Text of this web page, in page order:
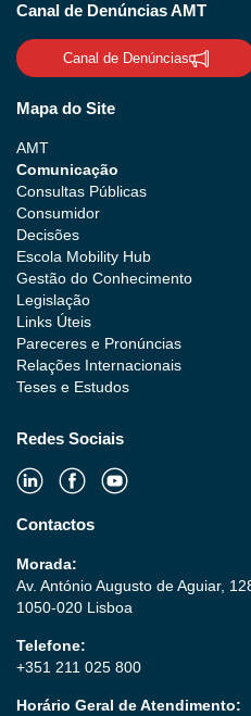
Canal de Denúncias AMT
Canal de Denúncias
Mapa do Site
AMT
Comunicação
Consultas Públicas
Consumidor
Decisões
Escola Mobility Hub
Gestão do Conhecimento
Legislação
Links Úteis
Pareceres e Pronúncias
Relações Internacionais
Teses e Estudos
Redes Sociais
Contactos
Morada:
Av. António Augusto de Aguiar,
1050-020 Lisboa
Telefone:
+351 211 025 800
Horário Geral de Atendimento: